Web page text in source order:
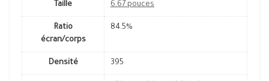
Taille 6.67 pouces
Ratio
écran/corps
84.5%
Densité 395